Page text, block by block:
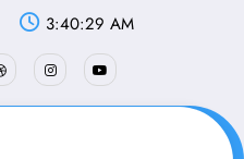
3:40:30 AM